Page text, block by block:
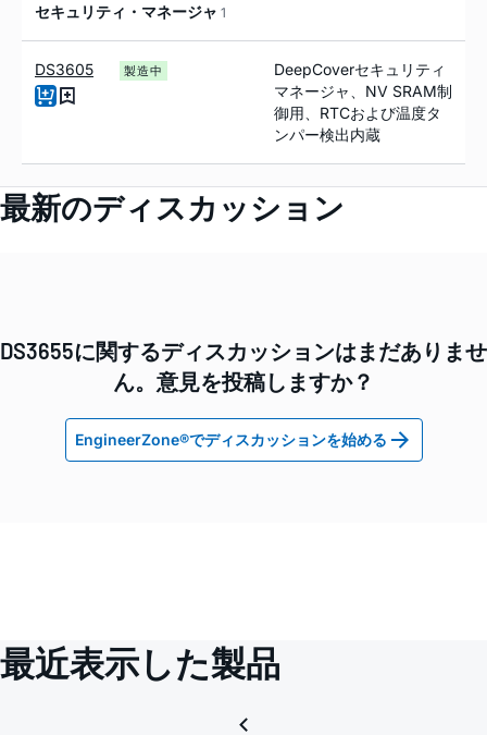
セキュリティ・マネージャ 1
DS3605 製造中
DeepCoverセキュリティ
マネージャ、NV SRAM制
御用、RTCおよび温度タ
ンパー検出内蔵
最新のディスカッション
DS3655に関するディスカッションはまだありませ
ん。意見を投稿しますか？
EngineerZone®でディスカッションを始める
最近表示した製品